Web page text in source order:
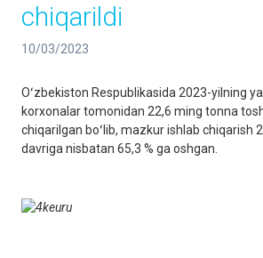
chiqarildi
10/03/2023
Oʻzbekiston Respublikasida 2023-yilning
korxonalar tomonidan 22,6 ming tonna
chiqarilgan boʻlib, mazkur ishlab chiqarish
davriga nisbatan 65,3 % ga oshgan.